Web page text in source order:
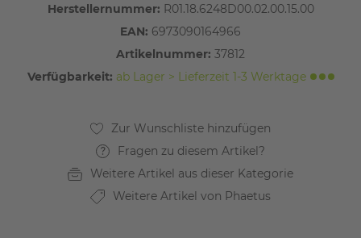
Herstellernummer: R01.18.6248D00.02.00.15.00
EAN: 6973090164966
Artikelnummer: 37812
Verfügbarkeit: ab Lager > Lieferzeit 1-3 Werktage
Fragen zu diesem Artikel?
Weitere Artikel aus dieser Kategorie
Weitere Artikel von Phaetus